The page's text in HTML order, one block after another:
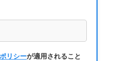
リシーが適用されること